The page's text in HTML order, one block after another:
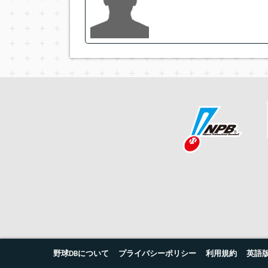
野球DBについて プライバシーポリシー 利用規約 英語